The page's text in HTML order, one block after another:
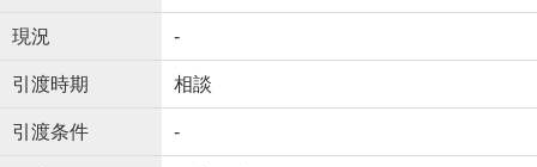
現況 -
引渡時期 相談
引渡条件 -